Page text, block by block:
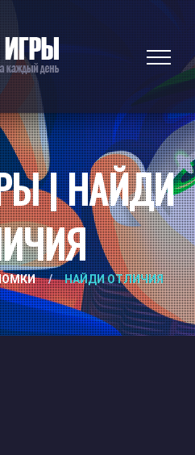
| НАЙДИ
/ НАЙДИ ОТЛИЧИЯ